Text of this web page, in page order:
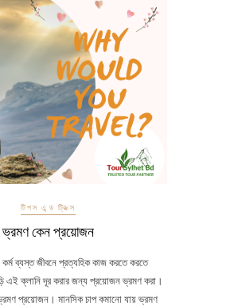
টিপস এন্ড ট্রিক্স
ভ্রমণ কেন প্রয়োজন
ব্যস্ত জীবনে প্রত্যহিক কাজ করতে করতে
এই ক্লানি দূর করার জন্য প্রয়োজন ভ্রমণ করা।
প্রয়োজন। মানসিক চাপ কমানো যায় ভ্রমণ